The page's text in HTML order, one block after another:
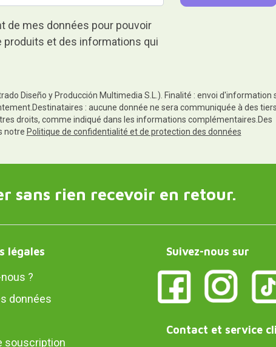
de mes données pour pouvoir
et des informations qui
Diseño y Producción Multimedia S.L.). Finalité : envoi d'information
: aucune donnée ne sera communiquée à des
droits, comme indiqué dans les informations complémentaires.Des
notre Politique de confidentialité et de protection des données
sans rien recevoir en retour.
légales
?
données
souscription
Suivez-nous sur
Contact et service